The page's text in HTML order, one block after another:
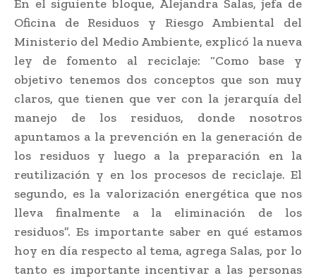
En el siguiente bloque, Alejandra Salas, jefa de
Oficina de Residuos y Riesgo Ambiental del
Ministerio del Medio Ambiente, explicó la nueva
ley de fomento al reciclaje: “Como base y
objetivo tenemos dos conceptos que son muy
claros, que tienen que ver con la jerarquía del
manejo de los residuos, donde nosotros
apuntamos a la prevención en la generación de
los residuos y luego a la preparación en la
reutilización y en los procesos de reciclaje. El
segundo, es la valorización energética que nos
lleva finalmente a la eliminación de los
residuos”. Es importante saber en qué estamos
hoy en día respecto al tema, agrega Salas, por lo
tanto es importante incentivar a las personas